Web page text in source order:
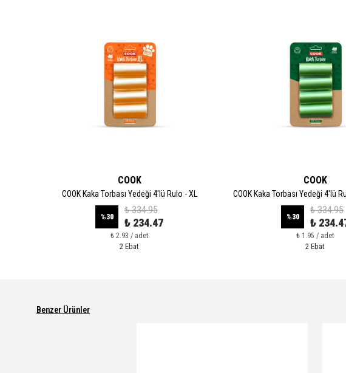
COOK
COOK Kaka Torbası Yedeği 4'lü Rulo - XL
%30
₺ 334.95
₺ 234.47
₺ 2.93 / adet
2 Ebat
COOK
COOK Kaka Torbası Yedeği 4'lü
%30
₺ 334.95
₺
₺ 1.95 / adet
2 Ebat
Benzer Ürünler